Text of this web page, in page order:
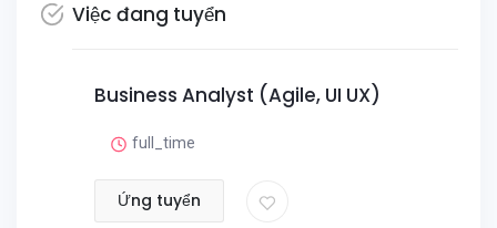
Việc đang tuyển
Business Analyst (Agile, UI UX)
full_time
Ứng tuyển